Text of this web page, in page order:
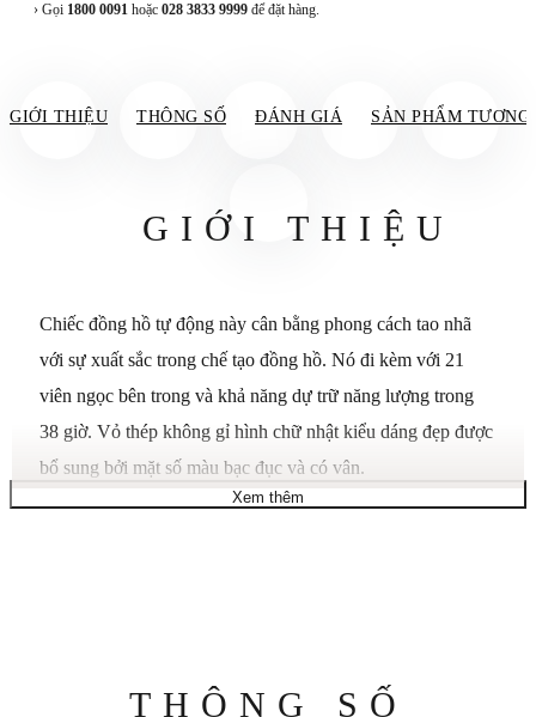
› Gọi 1800 0091 hoặc 028 3833 9999 để đặt hàng.
GIỚI THIỆU THÔNG SỐ ĐÁNH GIÁ SẢN PHẨM TƯƠNG
GIỚI THIỆU
Chiếc đồng hồ tự động này cân bằng phong cách tao nhã
với sự xuất sắc trong chế tạo đồng hồ. Nó đi kèm với 21
viên ngọc bên trong và khả năng dự trữ năng lượng trong
38 giờ. Vỏ thép không gỉ hình chữ nhật kiểu dáng đẹp được
bổ sung bởi mặt số màu bạc đục và có vân.
Với chi tiết dây đeo cá sấu màu đen, vảy vuông, đường
Xem thêm
THÔNG SỐ